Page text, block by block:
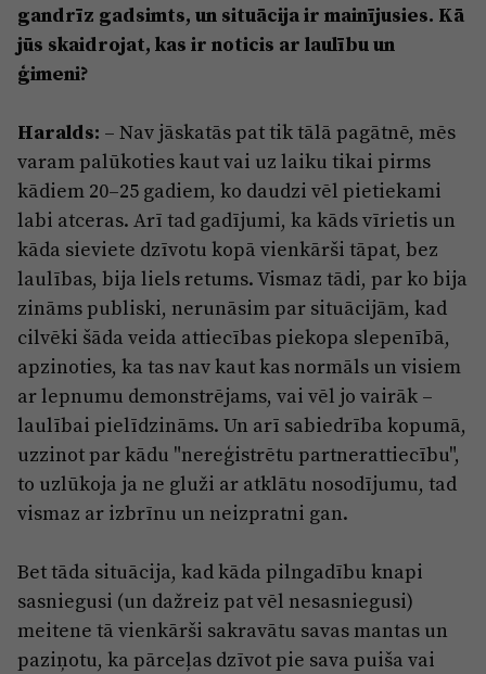
gandrīz gadsimts, un situācija ir mainījusies. Kā
jūs skaidrojat, kas ir noticis ar laulību un
ģimeni?
Haralds: – Nav jāskatās pat tik tālā pagātnē, mēs
varam palūkoties kaut vai uz laiku tikai pirms
kādiem 20–25 gadiem, ko daudzi vēl pietiekami
labi atceras. Arī tad gadījumi, ka kāds vīrietis un
kāda sieviete dzīvotu kopā vienkārši tāpat, bez
laulības, bija liels retums. Vismaz tādi, par ko bija
zināms publiski, nerunāsim par situācijām, kad
cilvēki šāda veida attiecības piekopa slepenībā,
apzinoties, ka tas nav kaut kas normāls un visiem
ar lepnumu demonstrējams, vai vēl jo vairāk –
laulībai pielīdzināms. Un arī sabiedrība kopumā,
uzzinot par kādu "nereģistrētu partnerattiecību",
to uzlūkoja ja ne gluži ar atklātu nosodījumu, tad
vismaz ar izbrīnu un neizpratni gan.
Bet tāda situācija, kad kāda pilngadību knapi
sasniegusi (un dažreiz pat vēl nesasniegusi)
meitene tā vienkārši sakravātu savas mantas un
paziņotu, ka pārceļas dzīvot pie sava puiša vai